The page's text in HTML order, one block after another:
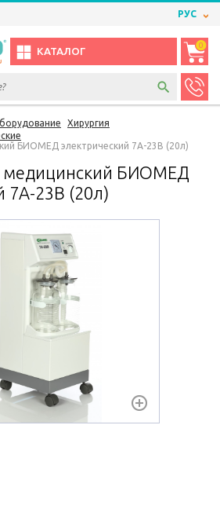
РУС
КАТАЛОГ
0
Хирургия
БИОМЕД электрический 7А-23В (20л)
медицинский БИОМЕД
7А-23В (20л)